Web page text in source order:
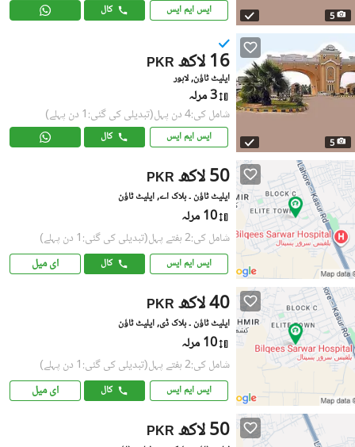
5 ایس ایم ایس کال
5
PKR 16 لاکھ
ایلیٹ ٹاؤن, لاہور
3 مرلہ
شامل کی:4 دن پہل (تبدیلی کی گئی:1 دن پہلے)
ایس ایم ایس کال
PKR 50 لاکھ
ایلیٹ ٹاؤن ۔ بلاک اے, ایلیٹ ٹاؤن
10 مرلہ
شامل کی:2 ہفتے پہل (تبدیلی کی گئی:1 دن پہلے)
ایس ایم ایس کال ای میل
PKR 40 لاکھ
ایلیٹ ٹاؤن ۔ بلاک ڈی, ایلیٹ ٹاؤن
10 مرلہ
شامل کی:2 ہفتے پہل (تبدیلی کی گئی:1 دن پہلے)
ایس ایم ایس کال ای میل
PKR 50 لاکھ